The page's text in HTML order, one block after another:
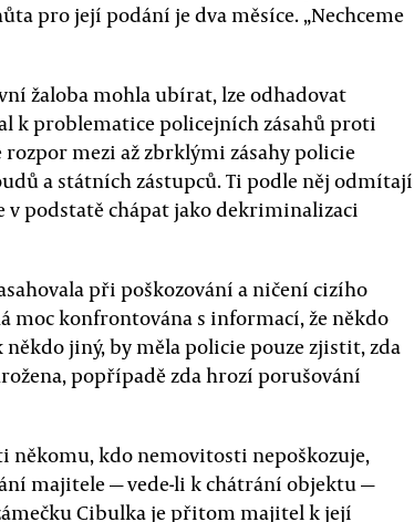
pro její podání je dva měsíce. „Nechceme
žaloba mohla ubírat, lze odhadovat
k problematice policejních zásahů proti
mezi až zbrklými zásahy policie
a státních zástupců. Ti podle něj odmítají
v podstatě chápat jako dekriminalizaci
při poškozování a ničení cizího
moc konfrontována s informací, že někdo
jiný, by měla policie pouze zjistit, zda
popřípadě zda hrozí porušování
někomu, kdo nemovitosti nepoškozuje,
majitele — vede-li k chátrání objektu —
Cibulka je přitom majitel k její